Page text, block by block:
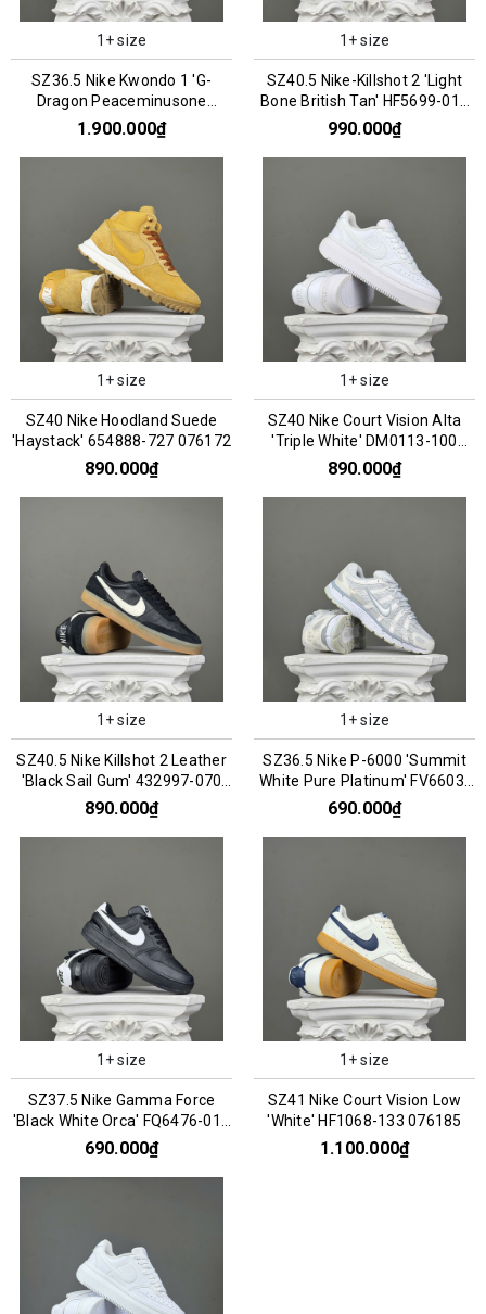
1+ size
SZ36.5 Nike Kwondo 1 'G-
Dragon Peaceminusone
Panda' DH2482-101 066956
1.900.000₫
1+ size
SZ40.5 Nike-Killshot 2 'Light
Bone British Tan' HF5699-019
076184
990.000₫
1+ size
SZ40 Nike Hoodland Suede
'Haystack' 654888-727 076172
890.000₫
1+ size
SZ40 Nike Court Vision Alta
'Triple White' DM0113-100
066758
890.000₫
1+ size
SZ40.5 Nike Killshot 2 Leather
'Black Sail Gum' 432997-070
066717
890.000₫
1+ size
SZ36.5 Nike P-6000 'Summit
White Pure Platinum' FV6603-
101 066853
690.000₫
1+ size
SZ37.5 Nike Gamma Force
'Black White Orca' FQ6476-010
066813
690.000₫
1+ size
SZ41 Nike Court Vision Low
'White' HF1068-133 076185
1.100.000₫